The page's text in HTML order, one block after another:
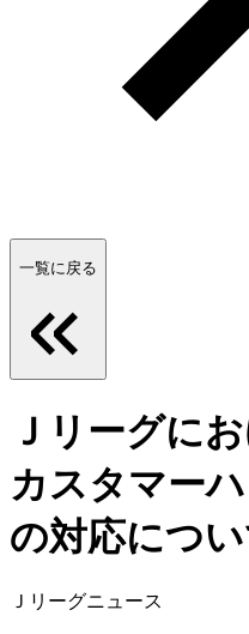
一覧に戻る
Ｊリーグに
カスタマー
の対応につ
Ｊリーグニュース